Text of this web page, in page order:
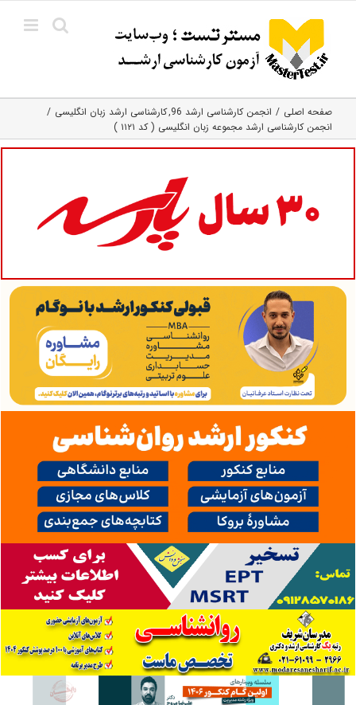
content
صفحه اصلی انجمن کارشناسی ارشد 96
کارشناسی ارشد زبان انگلیسی
انجمن کارشناسی ارشد مجموعه زبان انگلیسی ( کد ۱۱۲۱ )